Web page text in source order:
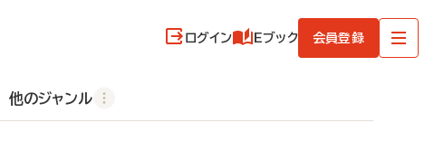
ログイン Eブック 会員登録
他のジャンル